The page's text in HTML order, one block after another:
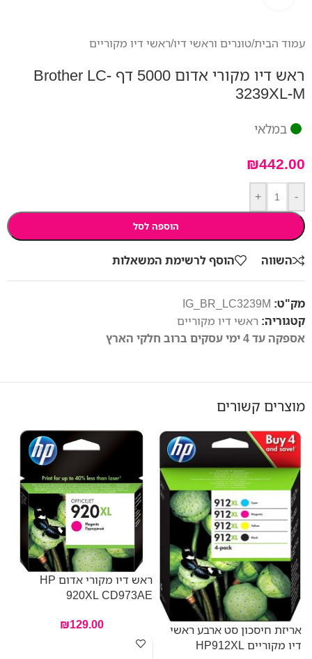
עמוד הבית/טונרים וראשי דיו/ראשי דיו מקוריים
ראש דיו מקורי אדום 5000 דף Brother LC-
3239XL-M
במלאי
₪442.00
-
+
הוספה לסל
השווה הוסף לרשימת המשאלות
מק"ט: IG_BR_LC3239M
קטגוריה: ראשי דיו מקוריים
אספקה עד 4 ימי עסקים ברוב חלקי הארץ
מוצרים קשורים
אריזת חיסכון סט ארבע ראשי
דיו מקוריים HP912XL
ראש דיו מקורי אדום HP
920XL CD973AE
₪129.00